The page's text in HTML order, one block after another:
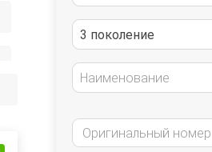
3 поколение
Наименование